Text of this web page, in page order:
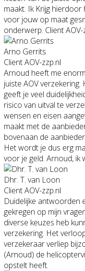
maakt. Ik Krijg
voor jouw op maat
onderwerp. Client
Arno Gerrits
Client AOV-zzp.nl
Arnoud heeft me
juiste AOV
geeft je veel
risico van uitval te
wensen en eisen
maakt met de
bovenaan de
Het wordt je dus erg
voor je geld. Arnoud, ik
Dhr. T. van Loon
Client AOV-zzp.nl
Duidelijke antwoorden
gekregen op mijn
diverse keuzes heb
verzekering. Het
verzekeraar verliep
(Arnoud) de
opstelt heeft.